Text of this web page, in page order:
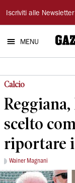
Gazzetta
di
Reggio
Iscriviti alle Newsletter
MENU
Calcio
scelto
riportare
Wainer Magnani